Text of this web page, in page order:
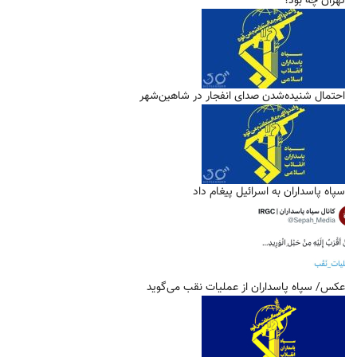
احتمال شنیده‌شدن صدای انفجار در شاهین‌شهر
سپاه پاسداران به اسرائیل پیغام داد
عکس/ سپاه پاسداران از عملیات نقب می‌گوید